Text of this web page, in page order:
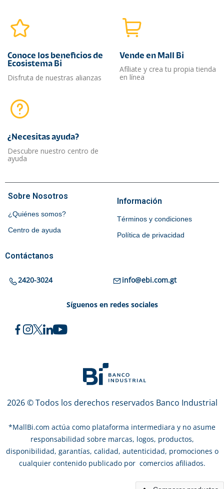
Conoce los beneficios de
Ecosistema Bi
Disfruta de nuestras alianzas
Vende en Mall Bi
Afíliate y crea tu propia tienda
en línea
¿Necesitas ayuda?​
Descubre nuestro centro de
ayuda
Sobre Nosotros
¿Quiénes somos?
Centro de ayuda
Información
Términos y condiciones
Política de privacidad
Contáctanos
2420-3024 info@ebi.com.gt
Síguenos en redes sociales
2026 © Todos los derechos reservados Banco Industrial
*MallBi.com actúa como plataforma intermediara y no asume
responsabilidad sobre marcas, logos, productos,
disponibilidad, garantías, calidad, autenticidad, promociones o
cualquier contenido publicado por comercios afiliados.